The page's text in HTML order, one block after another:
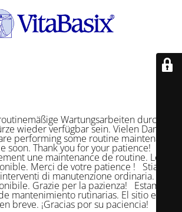
Wartungsarbeiten durch. Die
wieder verfügbar sein. Vielen Dank für
performing some routine maintenance.
soon. Thank you for your patience! Nous
une maintenance de routine. Le site
Merci de votre patience ! Stiamo
di manutenzione ordinaria. Il sito
Grazie per la pazienza! Estamos
mantenimiento rutinarias. El sitio estará
breve. ¡Gracias por su paciencia!